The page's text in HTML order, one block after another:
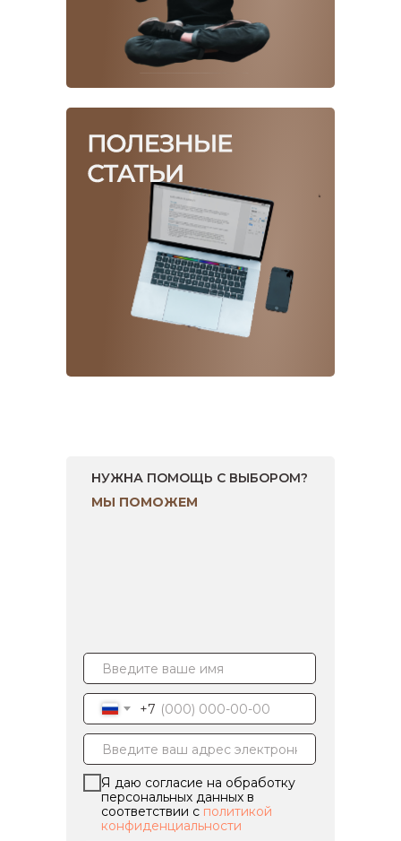
+7
Я даю согласие на обработку
персональных данных в
соответствии с политикой
конфиденциальности
НУЖНА ПОМОЩЬ С ВЫБОРОМ?
МЫ ПОМОЖЕМ